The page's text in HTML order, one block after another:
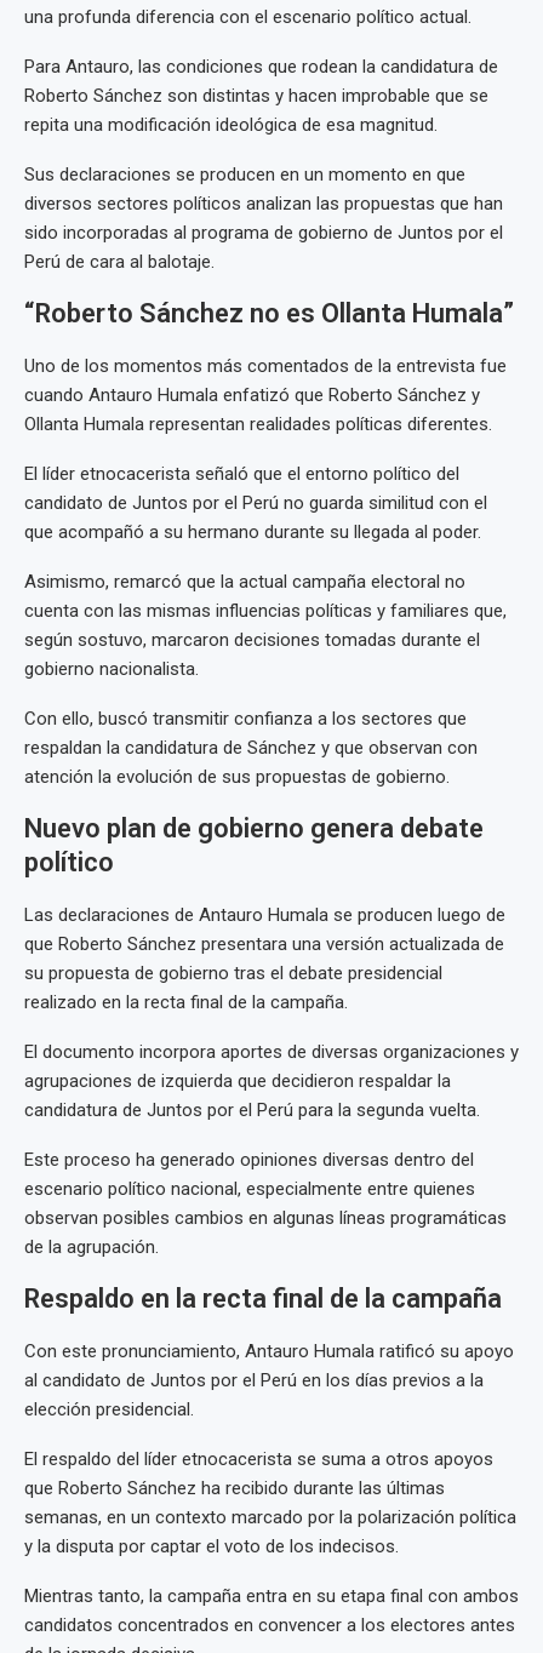
una profunda diferencia con el escenario político actual.
Para Antauro, las condiciones que rodean la candidatura de
Roberto Sánchez son distintas y hacen improbable que se
repita una modificación ideológica de esa magnitud.
Sus declaraciones se producen en un momento en que
diversos sectores políticos analizan las propuestas que han
sido incorporadas al programa de gobierno de Juntos por el
Perú de cara al balotaje.
“Roberto Sánchez no es Ollanta Humala”
Uno de los momentos más comentados de la entrevista fue
cuando Antauro Humala enfatizó que Roberto Sánchez y
Ollanta Humala representan realidades políticas diferentes.
El líder etnocacerista señaló que el entorno político del
candidato de Juntos por el Perú no guarda similitud con el
que acompañó a su hermano durante su llegada al poder.
Asimismo, remarcó que la actual campaña electoral no
cuenta con las mismas influencias políticas y familiares que,
según sostuvo, marcaron decisiones tomadas durante el
gobierno nacionalista.
Con ello, buscó transmitir confianza a los sectores que
respaldan la candidatura de Sánchez y que observan con
atención la evolución de sus propuestas de gobierno.
Nuevo plan de gobierno genera debate
político
Las declaraciones de Antauro Humala se producen luego de
que Roberto Sánchez presentara una versión actualizada de
su propuesta de gobierno tras el debate presidencial
realizado en la recta final de la campaña.
El documento incorpora aportes de diversas organizaciones y
agrupaciones de izquierda que decidieron respaldar la
candidatura de Juntos por el Perú para la segunda vuelta.
Este proceso ha generado opiniones diversas dentro del
escenario político nacional, especialmente entre quienes
observan posibles cambios en algunas líneas programáticas
de la agrupación.
Respaldo en la recta final de la campaña
Con este pronunciamiento, Antauro Humala ratificó su apoyo
al candidato de Juntos por el Perú en los días previos a la
elección presidencial.
El respaldo del líder etnocacerista se suma a otros apoyos
que Roberto Sánchez ha recibido durante las últimas
semanas, en un contexto marcado por la polarización política
y la disputa por captar el voto de los indecisos.
Mientras tanto, la campaña entra en su etapa final con ambos
candidatos concentrados en convencer a los electores antes